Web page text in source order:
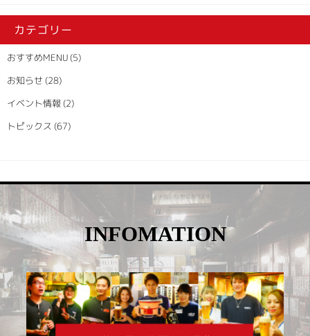
カテゴリー
おすすめMENU (5)
お知らせ (28)
イベント情報 (2)
トピックス (67)
INFOMATION